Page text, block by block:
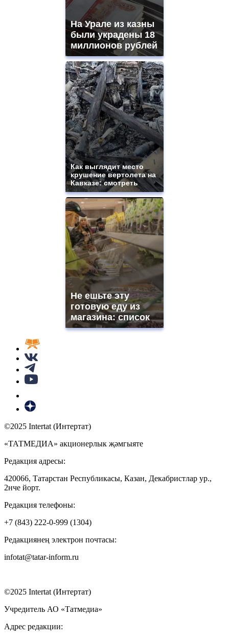
На Урале из казны
были украдены 18
миллионов рублей
Как выглядит место
крушение вертолета на
Кавказе: смотреть
Не ешьте эту
готовую еду из
магазина: список
©2025 Intertat (Интертат)
«ТАТМЕДИА» акционерлык җәмгыяте
Редакция адресы:
420066, Татарстан Республикасы, Казан, Декабристлар ур.,
2нче йорт.
Редакция телефоны:
+7 (843) 222-0-999 (1304)
Редакциянең электрон почтасы:
infotat@tatar-inform.ru
©2025 Intertat (Интертат)
Учредитель АО «Татмедиа»
Адрес редакции: